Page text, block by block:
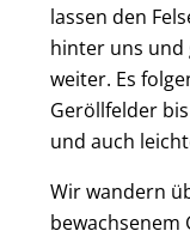
lassen den
hinter uns und
weiter. Es
Geröllfelder
und auch
Wir wandern
bewachsenem